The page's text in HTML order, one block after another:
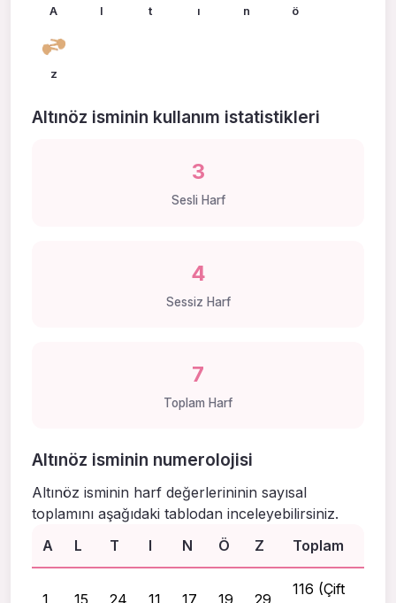
A l t ı n ö
z
Altınöz isminin kullanım istatistikleri
3
Sesli Harf
4
Sessiz Harf
7
Toplam Harf
Altınöz isminin numerolojisi
Altınöz isminin harf değerlerininin sayısal
toplamını aşağıdaki tablodan inceleyebilirsiniz.
A
L T I N Ö Z Toplam
116 (Çift